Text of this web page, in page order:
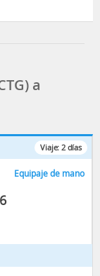
a
Viaje: 2 días
Equipaje de mano